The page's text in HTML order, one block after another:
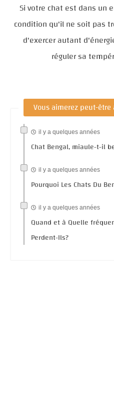
Si votre chat est dans un
condition qu'il ne soit pas
d'exercer autant
réguler sa
Vous aimerez peut-être
il y a quelques années
Chat Bengal, miaule-t-il
il y a quelques années
Pourquoi Les Chats Du
il y a quelques années
Quand et à Quelle
Perdent-Ils?